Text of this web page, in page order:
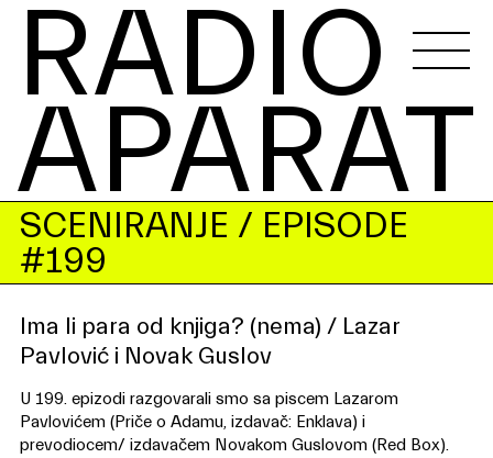
RADIO
APARAT
SCENIRANJE / EPISODE
#199
Ima li para od knjiga? (nema) / Lazar
Pavlović i Novak Guslov
U 199. epizodi razgovarali smo sa piscem Lazarom
Pavlovićem (Priče o Adamu, izdavač: Enklava) i
prevodiocem/ izdavačem Novakom Guslovom (Red Box).